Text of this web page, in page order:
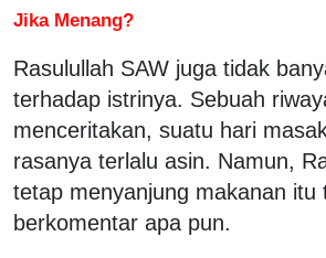
Jika Menang?
Rasulullah SAW juga tidak
terhadap istrinya. Sebuah
menceritakan, suatu hari
rasanya terlalu asin. Namun,
tetap menyanjung makanan itu
berkomentar apa pun.